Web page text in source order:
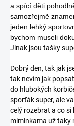
a spící děti
samozřejmě
jeden lehký
bychom museli
Jinak jsou tašky
Dobrý den, tak jak
tak nevím jak
do hlubokých
sporťák super, ale
celý rozebrat a co si
miminkama už taky